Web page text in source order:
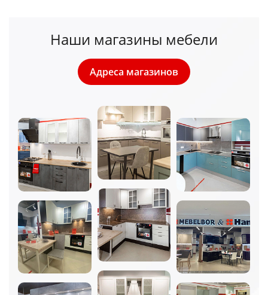
Наши магазины мебели
Адреса магазинов